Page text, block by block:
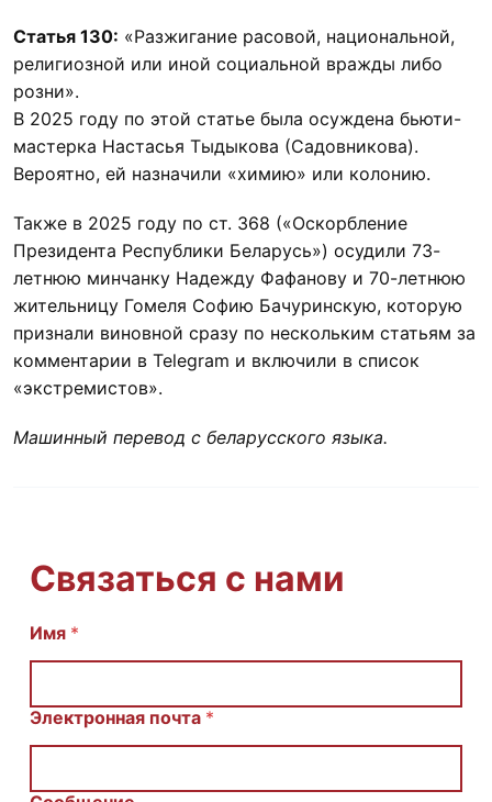
Статья 130: «Разжигание расовой, национальной,
религиозной или иной социальной вражды либо
розни».
В 2025 году по этой статье была осуждена бьюти-
мастерка Настасья Тыдыкова (Садовникова).
Вероятно, ей назначили «химию» или колонию.
Также в 2025 году по ст. 368 («Оскорбление
Президента Республики Беларусь») осудили 73-
летнюю минчанку Надежду Фафанову и 70-летнюю
жительницу Гомеля Софию Бачуринскую, которую
признали виновной сразу по нескольким статьям за
комментарии в Telegram и включили в список
«экстремистов».
Машинный перевод с беларусского языка.
Связаться с нами
Имя *
С
щ
Электронная почта *